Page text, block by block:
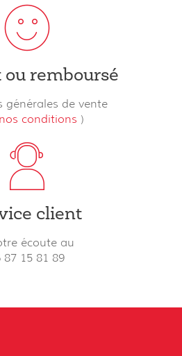
ou remboursé
générales de vente
conditions )
client
écoute au
87 15 81 89